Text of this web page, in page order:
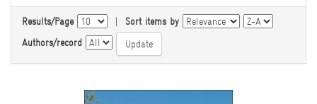
Results/Page | Sort items by
Authors/record